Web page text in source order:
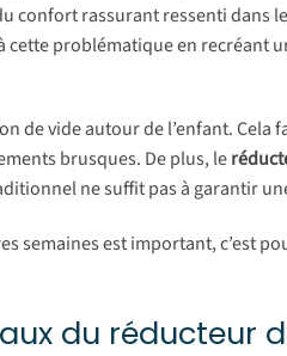
rassurant ressenti dans
cette problématique en recréant
de vide autour de l’enfant.
brusques. De plus, le
ne suffit pas à garantir
semaines est important, c’est
du réducteur